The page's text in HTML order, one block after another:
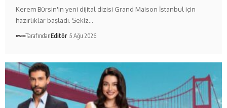
Kerem Bürsin'in yeni dijital dizisi Grand Maison İstanbul için
hazırlıklar başladı. Sekiz…
TarafındanEditör 5 Ağu 2026